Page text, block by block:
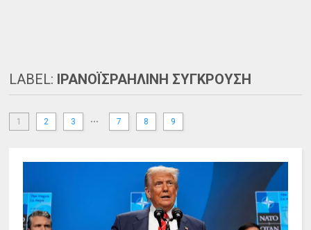
LABEL: ΙΡΑΝΟΪΣΡΑΗΛΙΝΗ ΣΥΓΚΡΟΥΣΗ
1 2 3 ... 7 8 9